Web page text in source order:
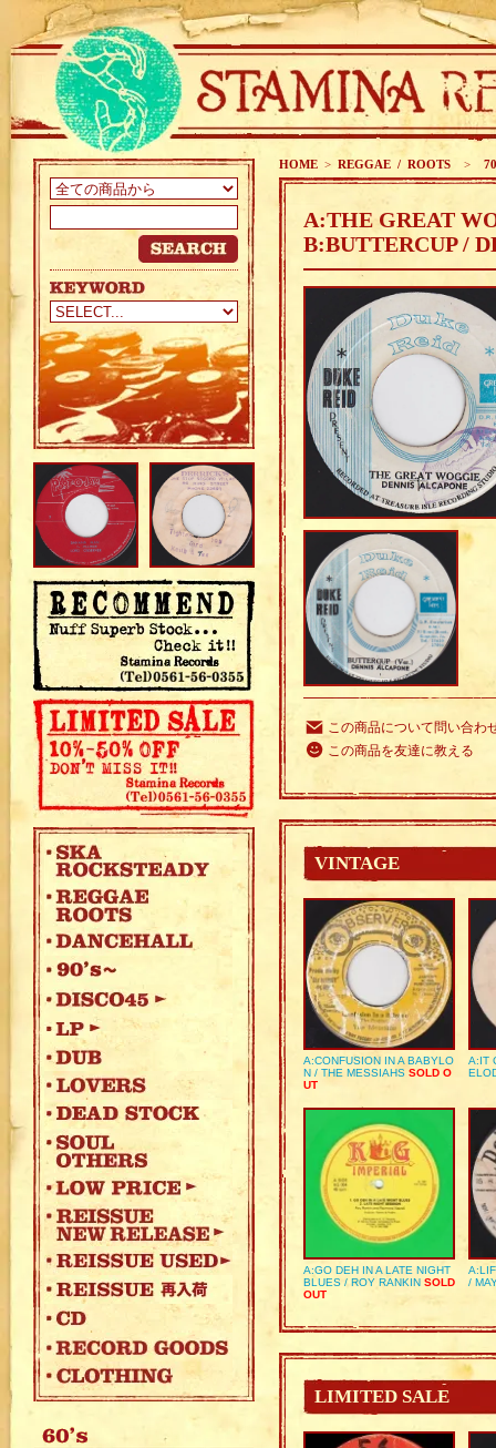
HOME > REGGAE / ROOTS >
A:THE GREAT
B:BUTTERCUP /
この商品について問い合わ
この商品を友達に教える
VINTAGE
A:CONFUSION IN A BABYLO
N / THE MESSIAHS SOLD O
UT
A:IT
A:GO DEH IN A LATE NIGHT
BLUES / ROY RANKIN SOLD
OUT
/
LIMITED SALE